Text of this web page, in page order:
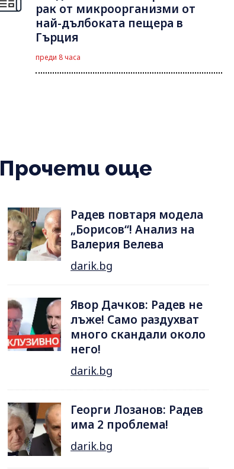
рак от микроорганизми от
най-дълбоката пещера в
Гърция
преди 8 часа
Прочети още
Радев повтаря модела
„Борисов“! Анализ на
Валерия Велева
darik.bg
Явор Дачков: Радев не
лъже! Само раздухват
много скандали около
него!
darik.bg
Георги Лозанов: Радев
има 2 проблема!
darik.bg